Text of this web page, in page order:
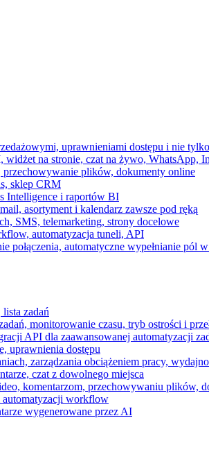
uprawnieniami dostępu i nie tylko
na stronie, czat na żywo, WhatsApp,
przechowywanie plików, dokumenty online
sklep CRM
Intelligence i raportów BI
asortyment i kalendarz zawsze pod ręką
SMS, telemarketing, strony docelowe
automatyzacja tuneli, API
połączenia, automatyczne wypełnianie pól
zadań
monitorowanie czasu, tryb ostrości i
API dla zaawansowanej automatyzacji
uprawnienia dostępu
zarządzania obciążeniem pracy,
czat z dowolnego miejsca
komentarzom, przechowywaniu plików,
automatyzacji workflow
wygenerowane przez AI